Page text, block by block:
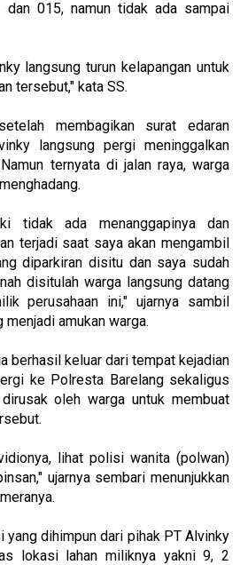
015, namun tidak ada sampai
langsung turun kelapangan untuk
tersebut," kata SS.
membagikan surat edaran
langsung pergi meninggalkan
ternyata di jalan raya, warga
tidak ada menanggapinya dan
terjadi saat saya akan mengambil
diparkiran disitu dan saya sudah
disitulah warga langsung datang
perusahaan ini," ujarnya sambil
amukan warga.
berhasil keluar dari tempat kejadian
ke Polresta Barelang sekaligus
oleh warga untuk membuat
lihat polisi wanita (polwan)
ujarnya sembari menunjukkan
yang dihimpun dari pihak PT Alvinky
lokasi lahan miliknya yakni 9, 2